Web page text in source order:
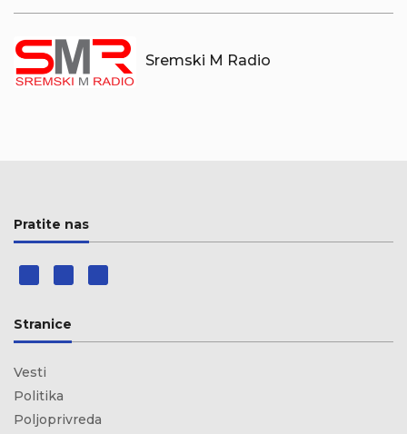
Sremski M Radio
Pratite nas
Stranice
Vesti
Politika
Poljoprivreda